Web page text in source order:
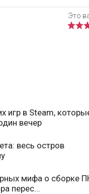
игр в Steam,
вечер
весь остров
мифа о сборке
перес...